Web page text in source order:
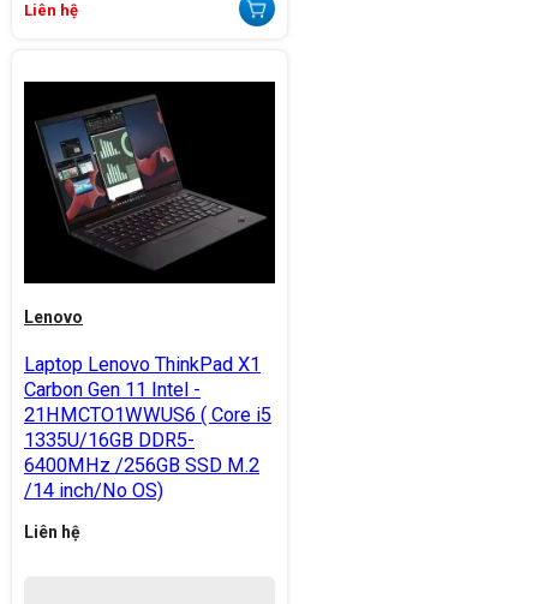
Liên hệ
Lenovo
Laptop Lenovo ThinkPad X1
Carbon Gen 11 Intel -
21HMCTO1WWUS6 ( Core i5
1335U/16GB DDR5-
6400MHz /256GB SSD M.2
/14 inch/No OS)
Liên hệ